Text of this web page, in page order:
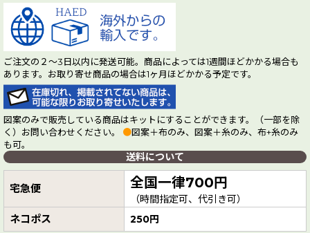
ご注文の２～3日以内に発送可能。商品によっては1週間ほどかかる場合も
あります。お取り寄せ商品の場合は1ヶ月ほどかかる予定です。
図案のみで販売している商品はキットにすることができます。（一部を除
く）お問い合わせください。 ●図案＋布のみ、図案＋糸のみ、布+糸のみ
も可。
送料について
宅急便 全国一律700円
（時間指定可、代引き可）
ネコポス 250円